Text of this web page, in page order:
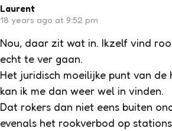
Laurent
18 years ago at 9:52 pm
Nou, daar zit wat in. Ikzelf vind
echt te ver gaan.
Het juridisch moeilijke punt van
kan ik me dan weer wel in vinden.
Dat rokers dan niet eens buiten
evenals het rookverbod op